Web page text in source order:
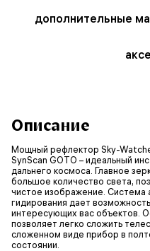
дополнительные
Описание
Мощный рефлектор Sky-
SynScan GOTO – идеальный
дальнего космоса. Главное
большое количество света,
чистое изображение. Система
гидирования дает
интересующих вас объектов.
позволяет легко сложить
сложенном виде прибор в
состоянии.